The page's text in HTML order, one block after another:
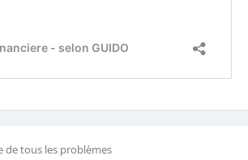
de tous les problèmes